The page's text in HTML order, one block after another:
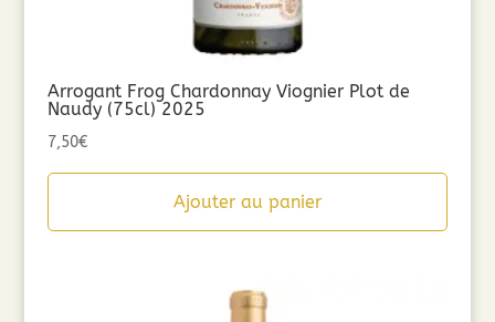
Arrogant Frog Chardonnay Viognier Plot de
Naudy (75cl) 2025
7,50€
Ajouter au panier